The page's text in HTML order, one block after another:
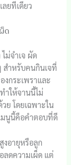
ยทีเดียว
ด
ม่จำเจ ผัด
สำหรับคนกินเจที่
กระเพราและ
ำให้จานนี้ไม่
ย โดยเฉพาะใน
มนูนี้คือคำตอบที่ดี
งอายุหรือลูก
ดความเผ็ด แต่